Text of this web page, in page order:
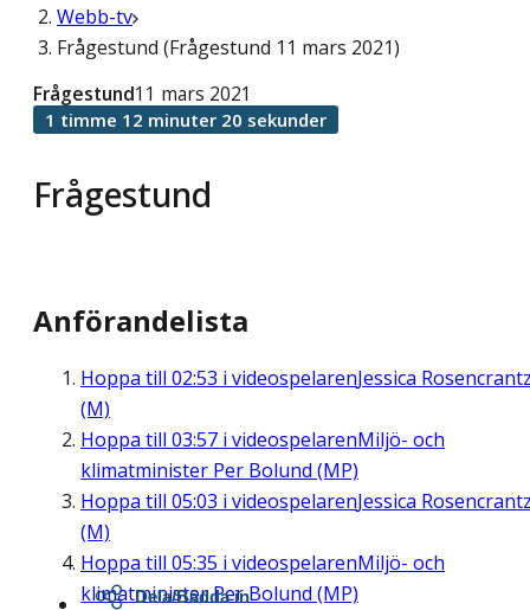
Webb-tv
Frågestund (Frågestund 11 mars 2021)
Frågestund
Frågestund11 mars 2021
1 timme 12 minuter 20 sekunder
Anförandelista
Hoppa till 02:53 i videospelarenJessica
(M)
Hoppa till 03:57 i videospelarenMiljö- och
klimatminister Per Bolund (MP)
Hoppa till 05:03 i videospelarenJessica
(M)
Hoppa till 05:35 i videospelarenMiljö- och
klimatminister Per Bolund (MP)
Dela/Bädda in